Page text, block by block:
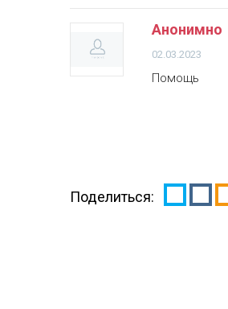
Анонимно
02.03.2023
Помощь
Поделиться: